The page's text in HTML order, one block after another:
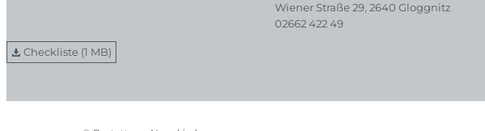
Checkliste (1 MB)
Wiener Straße 29, 2640 Gloggnitz
02662 422 49